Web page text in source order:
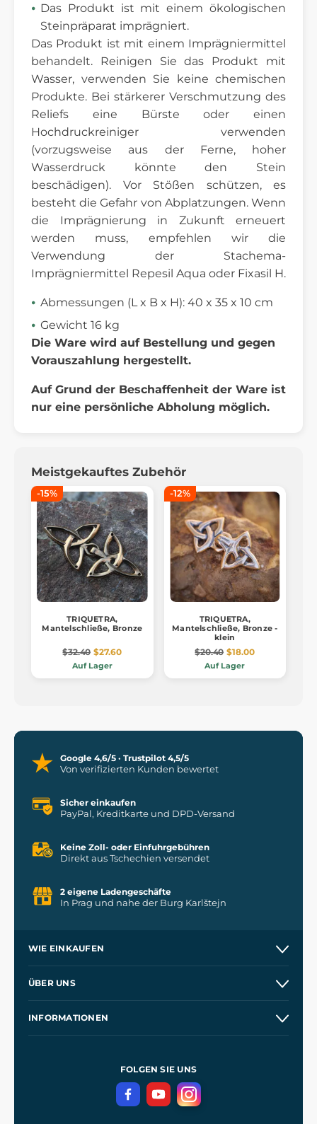
Das Produkt ist mit einem ökologischen
Steinpräparat imprägniert.
Das Produkt ist mit einem Imprägniermittel
behandelt. Reinigen Sie das Produkt mit
Wasser, verwenden Sie keine chemischen
Produkte. Bei stärkerer Verschmutzung des
Reliefs eine Bürste oder einen
Hochdruckreiniger verwenden
(vorzugsweise aus der Ferne, hoher
Wasserdruck könnte den Stein
beschädigen). Vor Stößen schützen, es
besteht die Gefahr von Abplatzungen. Wenn
die Imprägnierung in Zukunft erneuert
werden muss, empfehlen wir die
Verwendung der Stachema-
Imprägniermittel Repesil Aqua oder Fixasil H.
Abmessungen (L x B x H): 40 x 35 x 10 cm
Gewicht 16 kg
Die Ware wird auf Bestellung und gegen
Vorauszahlung hergestellt.
Auf Grund der Beschaffenheit der Ware ist
nur eine persönliche Abholung möglich.
Meistgekauftes Zubehör
-15%
TRIQUETRA,
Mantelschließe, Bronze
$32.40 $27.60
Auf Lager
-12%
TRIQUETRA,
Mantelschließe, Bronze -
klein
$20.40 $18.00
Auf Lager
Google 4,6/5 · Trustpilot 4,5/5
Von verifizierten Kunden bewertet
Sicher einkaufen
PayPal, Kreditkarte und DPD-Versand
Keine Zoll- oder Einfuhrgebühren
Direkt aus Tschechien versendet
2 eigene Ladengeschäfte
In Prag und nahe der Burg Karlštejn
WIE EINKAUFEN
Kontakt
ÜBER UNS
INFORMATIONEN
DatenschutzerklärungFOLGEN SIE UNS